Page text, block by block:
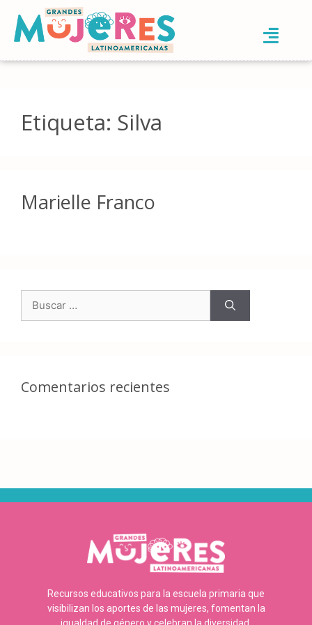
Etiqueta: Silva
Marielle Franco
Comentarios recientes
Recursos educativos para la escuela primaria que
visibilizan los aportes de las mujeres, fomentan la
igualdad de género y celebran la diversidad.